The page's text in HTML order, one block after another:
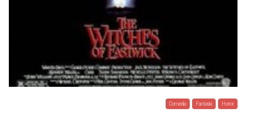
Comedia Fantasia Horror